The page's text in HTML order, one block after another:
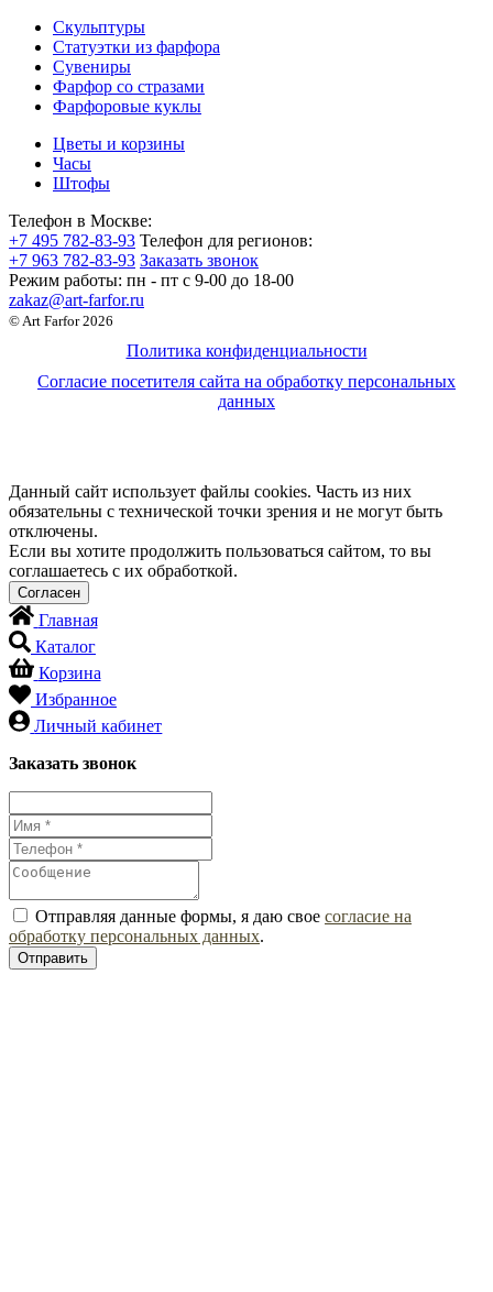
Скульптуры
Статуэтки из фарфора
Сувениры
Фарфор со стразами
Фарфоровые куклы
Цветы и корзины
Часы
Штофы
Телефон в Москве:
+7 495 782-83-93 Телефон для регионов:
+7 963 782-83-93 Заказать звонок
Режим работы: пн - пт c 9-00 до 18-00
zakaz@art-farfor.ru
© Art Farfor 2026
Политика конфиденциальности
Согласие посетителя сайта на обработку персональных
данных
Данный сайт использует файлы cookies. Часть из них
обязательны с технической точки зрения и не могут быть
отключены.
Если вы хотите продолжить пользоваться сайтом, то вы
соглашаетесь с их обработкой.
Главная
Каталог
Корзина
Избранное
Личный кабинет
Заказать звонок
Отправляя данные формы, я даю свое согласие на
обработку персональных данных.
Отправить